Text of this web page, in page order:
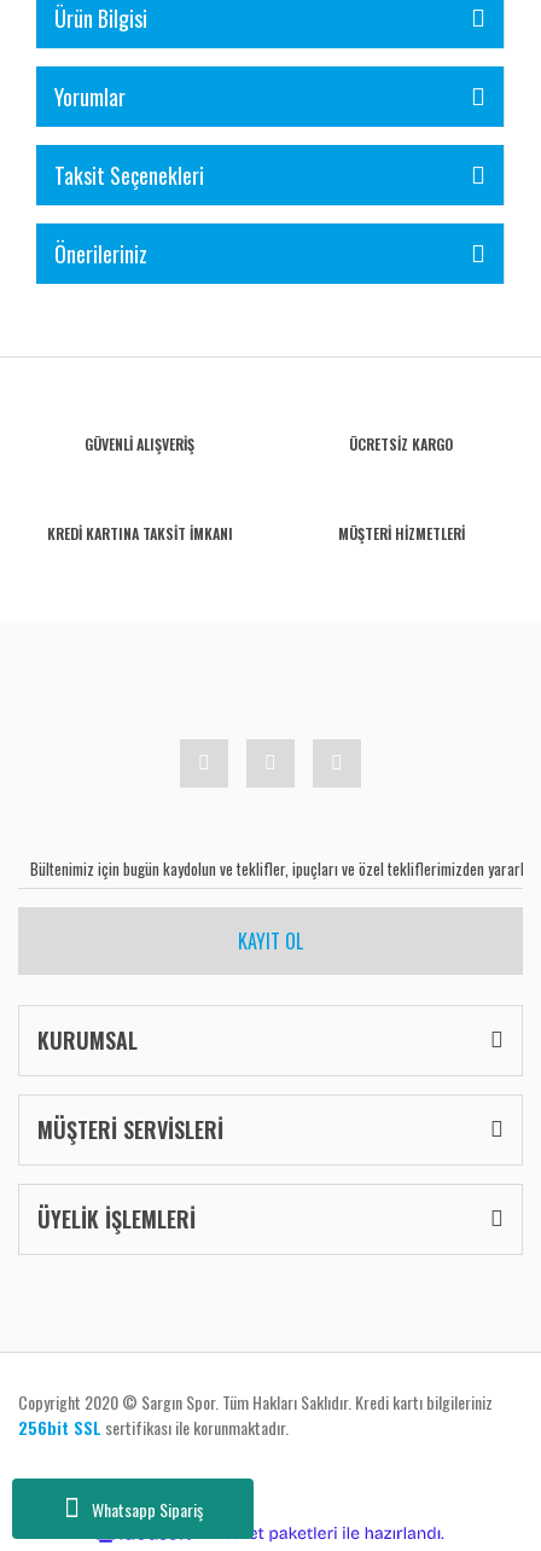
Whatsapp Sipariş
Ürün Bilgisi
Yorumlar
Taksit Seçenekleri
Önerileriniz
GÜVENLİ ALIŞVERİŞ ÜCRETSİZ KARGO
KREDİ KARTINA TAKSİT İMKANI MÜŞTERİ HİZMETLERİ
KAYIT OL
KURUMSAL
MÜŞTERİ SERVİSLERİ
ÜYELİK İŞLEMLERİ
Copyright 2020 © Sargın Spor. Tüm Hakları Saklıdır. Kredi kartı bilgileriniz
256bit SSL sertifikası ile korunmaktadır.
e-